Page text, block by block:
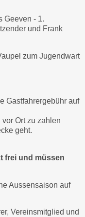
Geeven - 1.
und Frank
zum Jugendwart
Gastfahrergebühr auf
Ort zu zahlen
geht.
frei und müssen
Aussensaison auf
Vereinsmitglied und